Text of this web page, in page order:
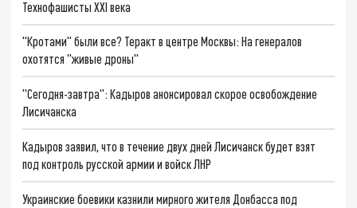
Технофашисты XXI века
"Кротами" были все? Теракт в центре Москвы: На генералов
охотятся "живые дроны"
"Сегодня-завтра": Кадыров анонсировал скорое освобождение
Лисичанска
Кадыров заявил, что в течение двух дней Лисичанск будет взят
под контроль русской армии и войск ЛНР
Украинские боевики казнили мирного жителя Донбасса под